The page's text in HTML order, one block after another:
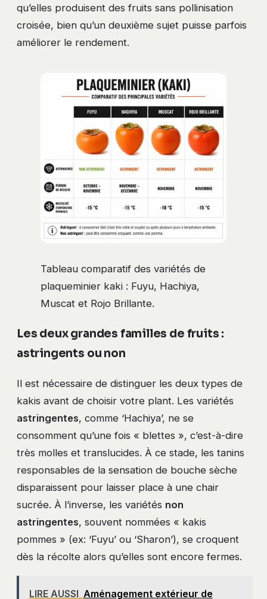
qu’elles produisent des fruits sans pollinisation
croisée, bien qu’un deuxième sujet puisse parfois
améliorer le rendement.
Tableau comparatif des variétés de
plaqueminier kaki : Fuyu, Hachiya,
Muscat et Rojo Brillante.
Les deux grandes familles de fruits :
astringents ou non
Il est nécessaire de distinguer les deux types de
kakis avant de choisir votre plant. Les variétés
astringentes, comme ‘Hachiya’, ne se
consomment qu’une fois « blettes », c’est-à-dire
très molles et translucides. À ce stade, les tanins
responsables de la sensation de bouche sèche
disparaissent pour laisser place à une chair
sucrée. À l’inverse, les variétés non
astringentes, souvent nommées « kakis
pommes » (ex: ‘Fuyu’ ou ‘Sharon’), se croquent
dès la récolte alors qu’elles sont encore fermes.
LIRE AUSSI Aménagement extérieur de